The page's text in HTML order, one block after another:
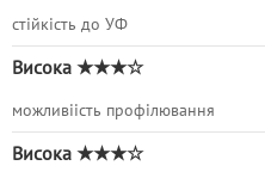
стійкість до УФ
Висока ★★★☆
можливіість профілювання
Висока ★★★☆